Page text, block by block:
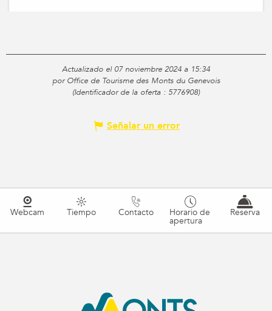
Actualizado el 07 noviembre 2024 a 15:34
por Office de Tourisme des Monts du Genevois
(Identificador de la oferta : 5776908)
Señalar un error
Webcam Tiempo Contacto Horario de
apertura
Reserva